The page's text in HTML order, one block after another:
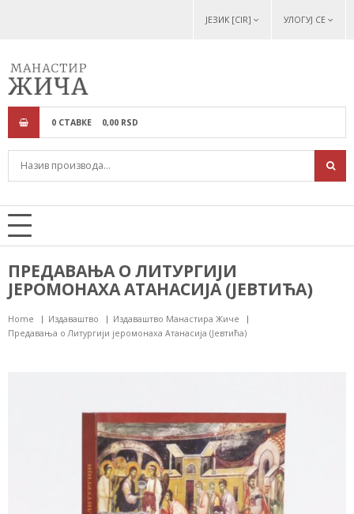
ЈЕЗИК [CIR] УЛОГУЈ СЕ
0 СТАВКЕ 0,00 RSD
ПРЕДАВАЊА О ЛИТУРГИЈИ
ЈЕРОМОНАХА АТАНАСИЈА (ЈЕВТИЋА)
Home Издаваштво
Издаваштво Манастира Жиче
Предавања о Литургији јеромонаха Атанасија (Јевтића)